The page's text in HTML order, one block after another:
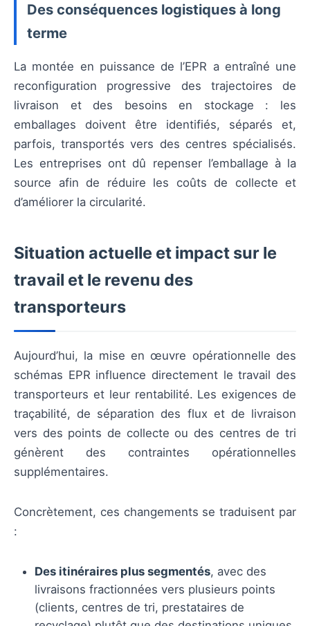
Des conséquences logistiques à long
terme
La montée en puissance de l’EPR a entraîné une
reconfiguration progressive des trajectoires de
livraison et des besoins en stockage : les
emballages doivent être identifiés, séparés et,
parfois, transportés vers des centres spécialisés.
Les entreprises ont dû repenser l’emballage à la
source afin de réduire les coûts de collecte et
d’améliorer la circularité.
Situation actuelle et impact sur le
travail et le revenu des
transporteurs
Aujourd’hui, la mise en œuvre opérationnelle des
schémas EPR influence directement le travail des
transporteurs et leur rentabilité. Les exigences de
traçabilité, de séparation des flux et de livraison
vers des points de collecte ou des centres de tri
génèrent des contraintes opérationnelles
supplémentaires.
Concrètement, ces changements se traduisent par
:
Des itinéraires plus segmentés, avec des
livraisons fractionnées vers plusieurs points
(clients, centres de tri, prestataires de